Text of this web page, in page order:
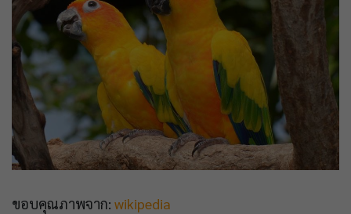
ขอบคุณภาพจาก: wikipedia